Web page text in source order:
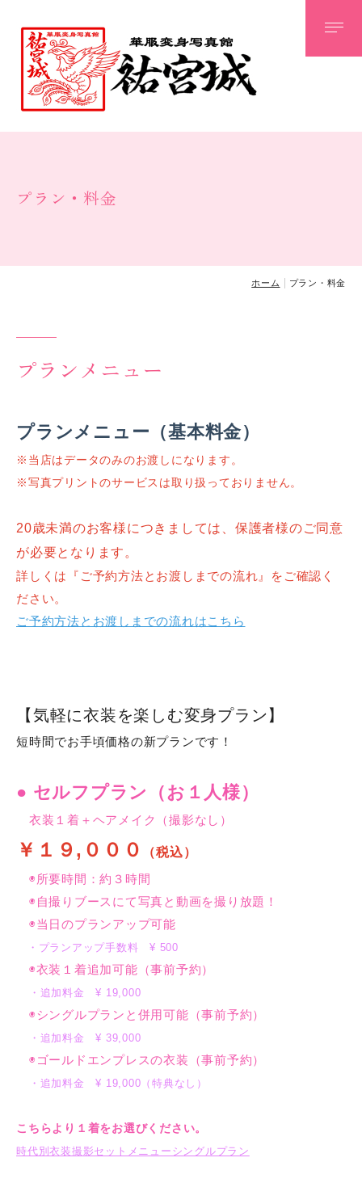
プラン・料金
ホーム プラン・料金
当店のフォト＆アートとは
お客様華服変身ギャラリー
時代別衣裳メニュー
漢代
隋代・唐代
五代十国時代
明代
清代
シリーズ別衣裳メニュー
ご予約方法とお渡しまでの流れ
営業日カレンダー
よくあるご質問
PROFILE
ACCESS
ご予約・お問い合わせ
プランメニュー
プランメニュー（基本料金）
※当店はデータのみのお渡しになります。
※写真プリントのサービスは取り扱っておりません。
20歳未満のお客様につきましては、保護者様のご同意
が必要となります。
詳しくは『ご予約方法とお渡しまでの流れ』をご確認く
ださい。
ご予約方法とお渡しまでの流れはこちら
【気軽に衣装を楽しむ変身プラン】
短時間でお手頃価格の新プランです！
● セルフプラン（お１人様）
衣装１着＋ヘアメイク（撮影なし）
￥１９,０００
（税込）
◉所要時間：約３時間
◉自撮りブースにて写真と動画を撮り放題！
◉当日のプランアップ可能
・プランアップ手数料 ¥ 500
◉衣装１着追加可能（事前予約）
・追加料金 ¥ 19,000
◉シングルプランと併用可能 （事前予約）
・追加料金¥ 39,000
◉ゴールドエンプレスの衣装 （事前予約）
・追加料金¥ 19,000（特典なし）
こちらより１着をお選びください。
時代別衣装撮影セットメニューシングルプラン